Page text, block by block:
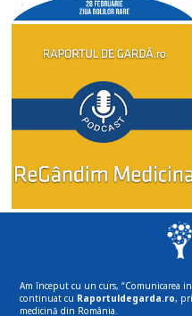
Am început cu un curs, “Comunicarea
continuat cu Raportuldegarda.ro,
medicină din România.